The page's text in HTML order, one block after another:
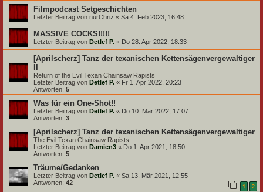
Filmpodcast Setgeschichten
Letzter Beitrag von nurChriz « Sa 4. Feb 2023, 16:48
MASSIVE COCKS!!!!!
Letzter Beitrag von Detlef P. « Do 28. Apr 2022, 18:33
[Aprilscherz] Tanz der texanischen Kettensägenvergewaltiger
Return of the Evil Texan Chainsaw Rapists
Letzter Beitrag von Detlef P. « Fr 1. Apr 2022, 20:23
Antworten: 5
Was für ein One-Shot!!
Letzter Beitrag von Detlef P. « Do 10. Mär 2022, 17:07
Antworten: 3
[Aprilscherz] Tanz der texanischen Kettensägenvergewaltiger
The Evil Texan Chainsaw Rapists
Letzter Beitrag von Damien3 « Do 1. Apr 2021, 18:50
Antworten: 5
Träume/Gedanken
Letzter Beitrag von Detlef P. « Sa 13. Mär 2021, 12:55
Antworten: 42 1 2